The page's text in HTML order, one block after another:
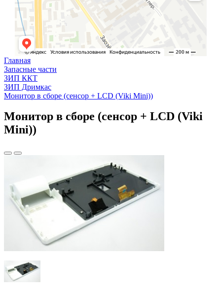
Главная
Запасные части
ЗИП ККТ
ЗИП Дримкас
Монитор в сборе (сенсор + LCD (Viki Mini))
Монитор в сборе (сенсор + LCD (Viki
Mini))